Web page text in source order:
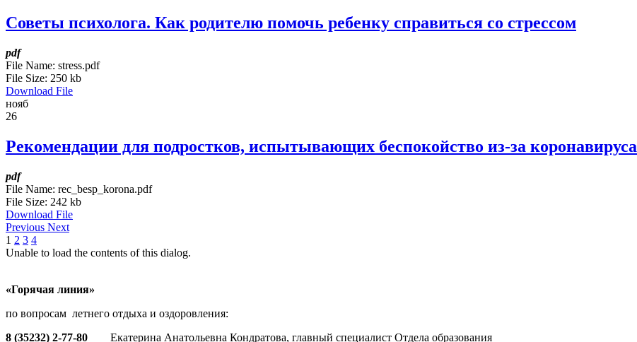
Советы психолога. Как родителю помочь ребенку справиться со стрессом
pdf
File Name: stress.pdf
File Size: 250 kb
Download File
нояб
26
Рекомендации для подростков, испытывающих беспокойство из-за коронавируса
pdf
File Name: rec_besp_korona.pdf
File Size: 242 kb
Download File
Previous Next
1 2 3 4
Unable to load the contents of this dialog.
«Горячая линия»
по вопросам летнего отдыха и оздоровления:
8 (35232) 2-77-80 Екатерина Анатольевна Кондратова, главный специалист Отдела образования